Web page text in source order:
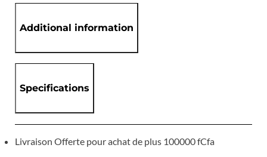
Additional information
Specifications
Livraison Offerte pour achat de plus 100000 fCfa